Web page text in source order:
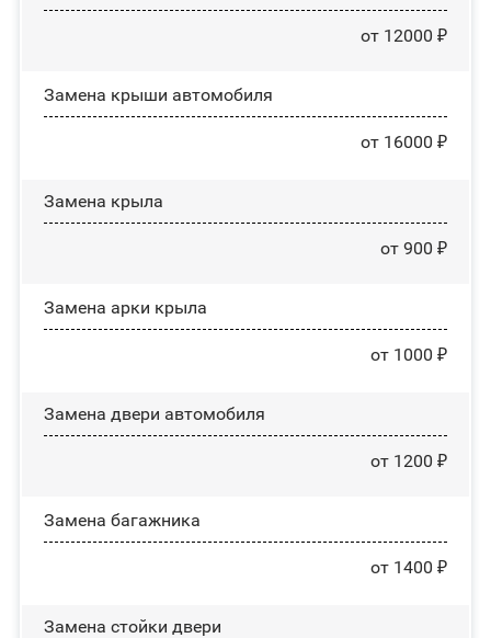
от 12000 ₽
Замена крыши автомобиля
от 16000 ₽
Замена крыла
от 900 ₽
Замена арки крыла
от 1000 ₽
Замена двери автомобиля
от 1200 ₽
Замена багажника
от 1400 ₽
Зaмeнa cтoйĸи двepи